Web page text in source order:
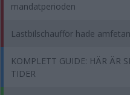
mandatperioden
Lastbilschaufför hade
KOMPLETT GUIDE: HÄR ÄR
TIDER